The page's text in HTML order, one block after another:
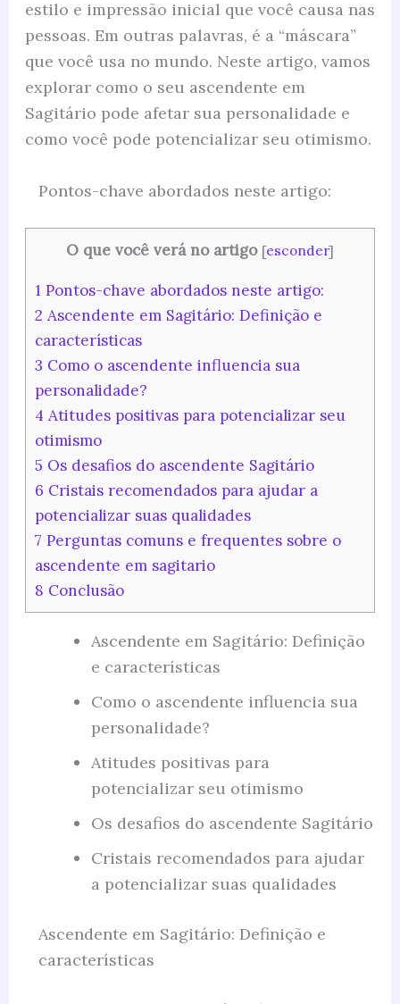
estilo e impressão inicial que você causa nas
pessoas. Em outras palavras, é a “máscara”
que você usa no mundo. Neste artigo, vamos
explorar como o seu ascendente em
Sagitário pode afetar sua personalidade e
como você pode potencializar seu otimismo.
Pontos-chave abordados neste artigo:
O que você verá no artigo [esconder]
1Pontos-chave abordados neste artigo:
2 Ascendente em Sagitário: Definição e
características
3 Como o ascendente influencia sua
personalidade?
4 Atitudes positivas para potencializar seu
otimismo
5 Os desafios do ascendente Sagitário
6 Cristais recomendados para ajudar a
potencializar suas qualidades
7 Perguntas comuns e frequentes sobre o
ascendente em sagitario
8 Conclusão
Ascendente em Sagitário: Definição
e características
Como o ascendente influencia sua
personalidade?
Atitudes positivas para
potencializar seu otimismo
Os desafios do ascendente Sagitário
Cristais recomendados para ajudar
a potencializar suas qualidades
Ascendente em Sagitário: Definição e
características